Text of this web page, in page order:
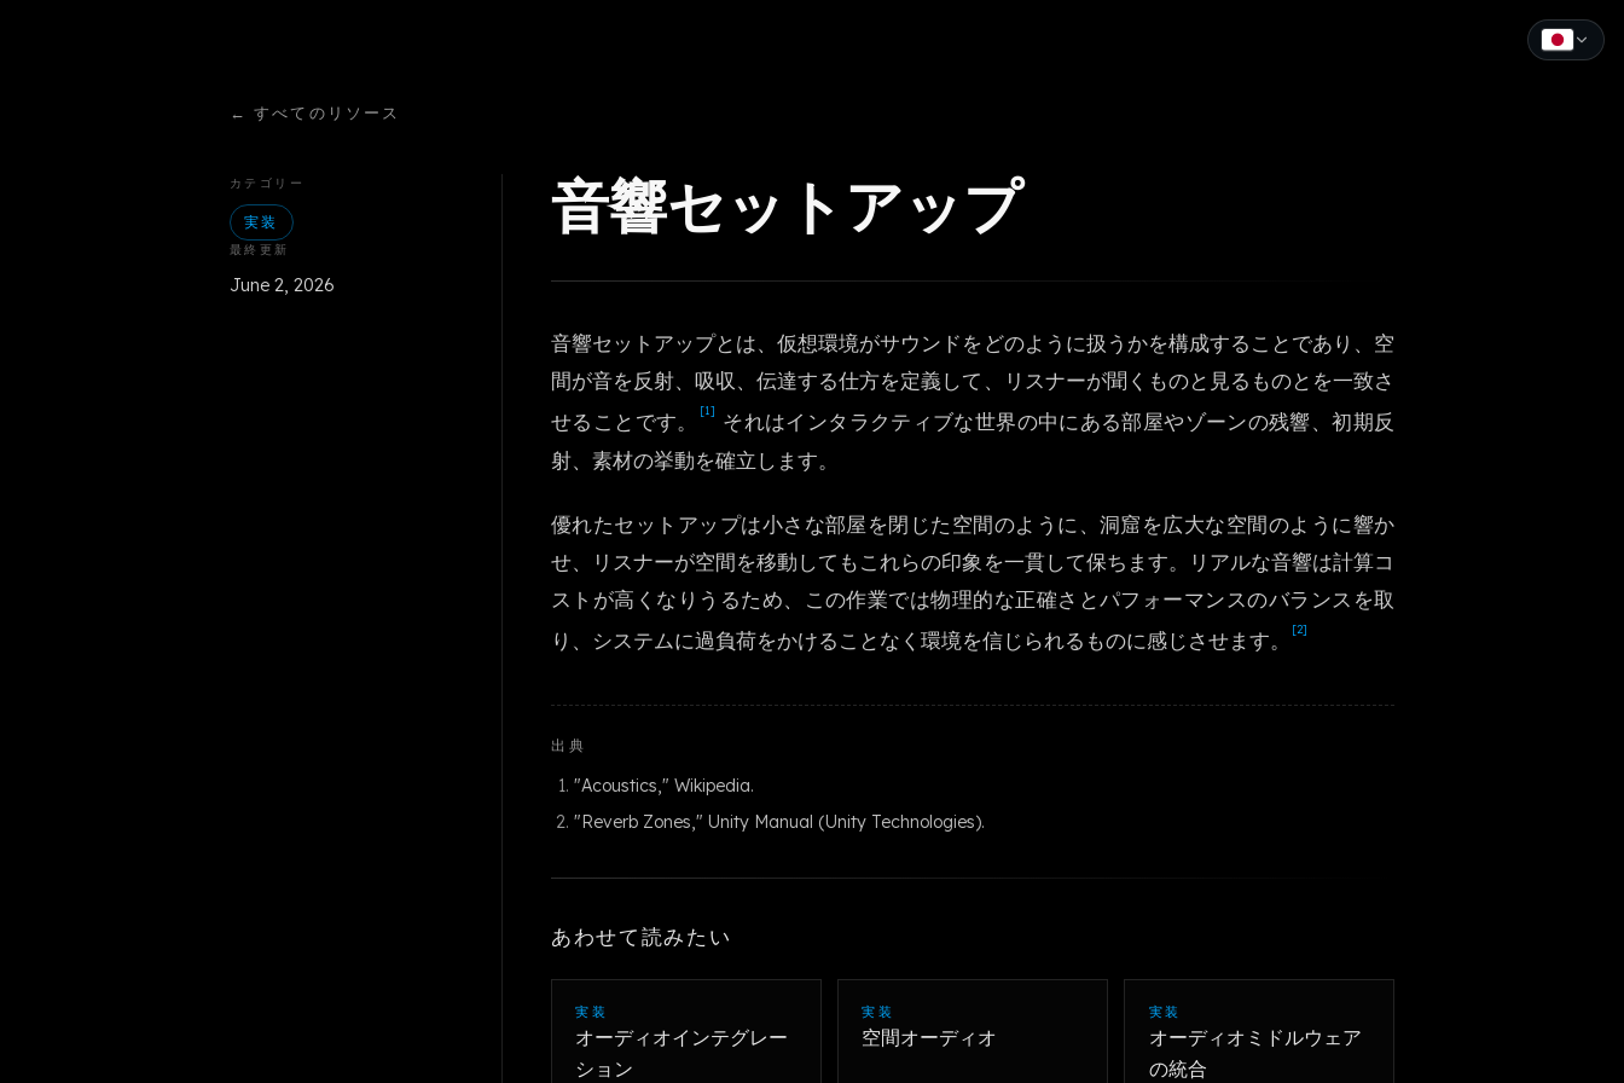
← すべてのリソース
カテゴリー
実装
最終更新
June 2, 2026
音響セットアップ
音響セットアップとは、仮想環境がサウンドをどのように扱うかを構成することであり、空
間が音を反射、吸収、伝達する仕方を定義して、リスナーが聞くものと見るものとを一致さ
せることです。
[1]
それはインタラクティブな世界の中にある部屋やゾーンの残響、初期反
射、素材の挙動を確立します。
優れたセットアップは小さな部屋を閉じた空間のように、洞窟を広大な空間のように響か
せ、リスナーが空間を移動してもこれらの印象を一貫して保ちます。リアルな音響は計算コ
ストが高くなりうるため、この作業では物理的な正確さとパフォーマンスのバランスを取
り、システムに過負荷をかけることなく環境を信じられるものに感じさせます。
[2]
出典
"Acoustics," Wikipedia.
"Reverb Zones," Unity Manual (Unity Technologies).
あわせて読みたい
実装
オーディオインテグレー
ション
実装
空間オーディオ
実装
オーディオミドルウェア
の統合